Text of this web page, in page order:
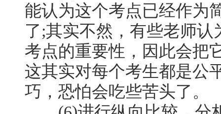
能认为这个考点已经作为
了;其实不然，有些老师
考点的重要性，因此会把
这其实对每个考生都是公
巧，恐怕会吃些苦头了。